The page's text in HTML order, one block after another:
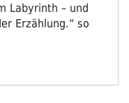
Labyrinth – und
Erzählung.“ so